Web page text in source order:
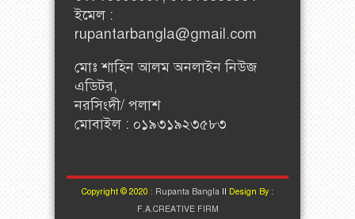
ইমেল :
rupantarbangla@gmail.com
মোঃ শাহিন আলম অনলাইন নিউজ
এডিটর,
নরসিংদী/ পলাশ
মোবাইল : ০১৯৩১৯২৩৫৮৩
Copyright © 2020 : Rupanta Bangla
Design By :
F.A.CREATIVE FIRM